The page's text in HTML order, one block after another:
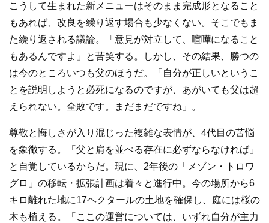
こうして生まれた新メニューはそのまま完成形となること
もあれば、改良を繰り返す場合も少なくない。そこでもま
た繰り返される議論。「意見が対立して、喧嘩になること
もあるんですよ」と苦笑する。しかし、その結果、勝つの
は今のところいつも父のほうだ。「自分が正しいというこ
とを説明しようと必死になるのですが、あがいても父は超
えられない。全敗です。まだまだですね」。
尊敬と悔しさが入り混じった複雑な表情が、4代目の苦悩
を象徴する。「父と肩を並べる存在に必ずならなければ」
と自覚しているからだ。現に、2年後の「メゾン・トロワ
グロ」の移転・拡張計画は着々と進行中。今の場所から6
キロ離れた地に17ヘクタールの土地を確保し、庭には桜の
木も植える。「ここの運営については、いずれ自分が主力